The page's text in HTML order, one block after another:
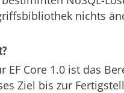
nichts
EF Core 1.0 ist das
Ziel bis zur